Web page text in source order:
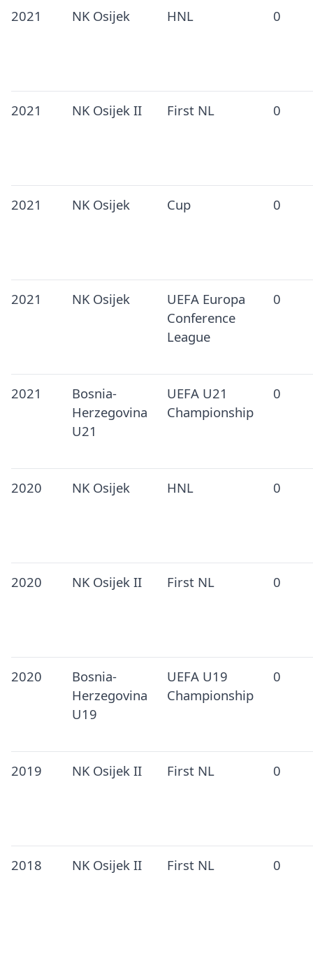
2021 NK Osijek HNL 0
2021 NK Osijek II First NL 0
2021 NK Osijek Cup 0
2021 NK Osijek
UEFA Europa
Conference
League
0
2021
Bosnia-
Herzegovina
U21
UEFA U21
Championship
0
2020 NK Osijek HNL 0
2020 NK Osijek II First NL 0
2020
Bosnia-
Herzegovina
U19
UEFA U19
Championship
0
2019 NK Osijek II First NL 0
2018 NK Osijek II First NL 0